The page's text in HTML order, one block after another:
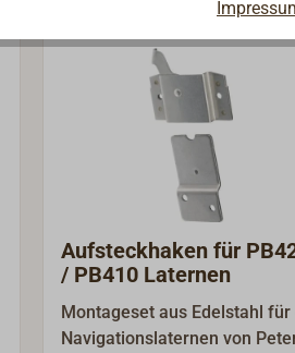
Aufsteckhaken für
/ PB410 Laternen
Montageset aus Edelstahl für
Navigationslaternen von